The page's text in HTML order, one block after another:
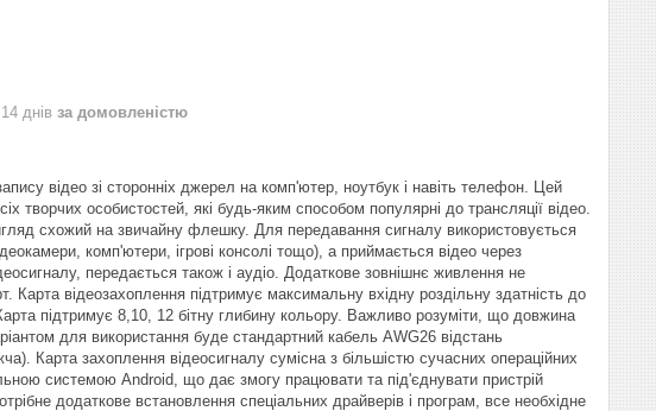
днів за домовленістю
відео зі сторонніх джерел на комп'ютер, ноутбук і навіть телефон. Цей
творчих особистостей, які будь-яким способом популярні до трансляції відео.
схожий на звичайну флешку. Для передавання сигналу використовується
комп'ютери, ігрові консолі тощо), а приймається відео через
передається також і аудіо. Додаткове зовнішнє живлення не
Карта відеозахоплення підтримує максимальну вхідну роздільну здатність до
підтримує 8,10, 12 бітну глибину кольору. Важливо розуміти, що довжина
для використання буде стандартний кабель AWG26 відстань
Карта захоплення відеосигналу сумісна з більшістю сучасних операційних
системою Android, що дає змогу працювати та під'єднувати пристрій
додаткове встановлення спеціальних драйверів і програм, все необхідне